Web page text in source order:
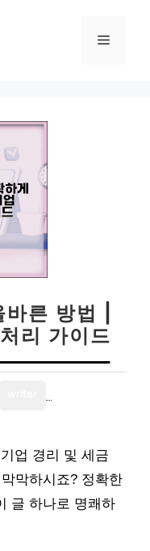
메
른 방법 |
리 가이드
업 경리 및 세금
막하시죠? 정확한
글 하나로 명쾌하